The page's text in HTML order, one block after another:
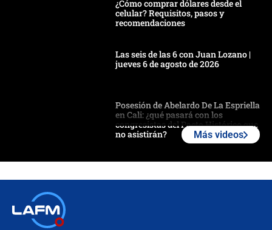
¿Cómo comprar dólares desde el
celular? Requisitos, pasos y
recomendaciones
Las seis de las 6 con Juan Lozano |
jueves 6 de agosto de 2026
Posesión de Abelardo De La Espriella
en Cali: ¿qué pasará con los
congresistas del Pacto Histórico que
no asistirán?
Más videos